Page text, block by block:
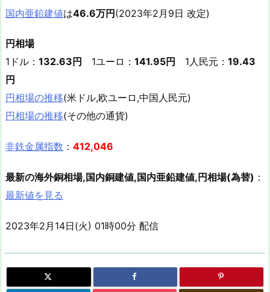
国内亜鉛建値は46.6万円(2023年2月9日 改定)
円相場
1ドル： 132.63円 1ユーロ： 141.95円 1人民元： 19.43
円
円相場の推移(米ドル,欧ユーロ,中国人民元)
円相場の推移(その他の通貨)
非鉄金属指数 ： 412,046
最新の海外銅相場,国内銅建値,国内亜鉛建値,円相場(為替) ：
最新値を見る
2023年2月14日(火) 01時00分 配信